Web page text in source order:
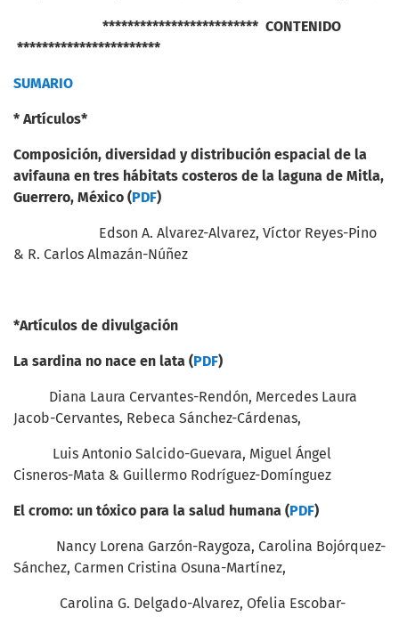
************************* CONTENIDO
***********************
SUMARIO
* Artículos*
Composición, diversidad y distribución espacial de la
avifauna en tres hábitats costeros de la laguna de Mitla,
Guerrero, México (PDF)
Edson A. Alvarez-Alvarez, Víctor Reyes-Pino
& R. Carlos Almazán-Núñez
*Artículos de divulgación
La sardina no nace en lata (PDF)
Diana Laura Cervantes-Rendón, Mercedes Laura
Jacob-Cervantes, Rebeca Sánchez-Cárdenas,
Luis Antonio Salcido-Guevara, Miguel Ángel
Cisneros-Mata & Guillermo Rodríguez-Domínguez
El cromo: un tóxico para la salud humana (PDF)
Nancy Lorena Garzón-Raygoza, Carolina Bojórquez-
Sánchez, Carmen Cristina Osuna-Martínez,
Carolina G. Delgado-Alvarez, Ofelia Escobar-